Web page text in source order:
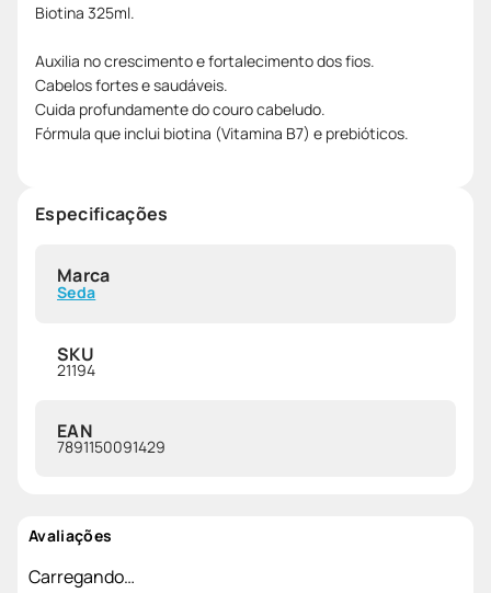
Biotina 325ml.
Auxilia no crescimento e fortalecimento dos fios.
Cabelos fortes e saudáveis.
Cuida profundamente do couro cabeludo.
Fórmula que inclui biotina (Vitamina B7) e prebióticos.
Especificações
Marca
Seda
SKU
21194
EAN
7891150091429
Avaliações
Carregando…